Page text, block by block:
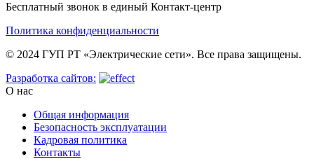
Бесплатный звонок в единый Контакт-центр
Политика конфиденциальности
© 2024 ГУП РТ «Электрические сети». Все права защищены.
Разработка сайтов:
О нас
Общая информация
Безопасность эксплуатации
Кадровая политика
Контакты